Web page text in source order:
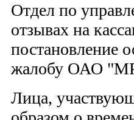
Отдел по
отзывах на
постановление
жалобу ОАО
Лица,